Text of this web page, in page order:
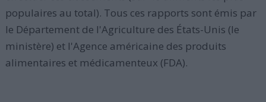
populaires au total). Tous ces rapports sont émis par
le Département de l'Agriculture des États-Unis (le
ministère) et l'Agence américaine des produits
alimentaires et médicamenteux (FDA).